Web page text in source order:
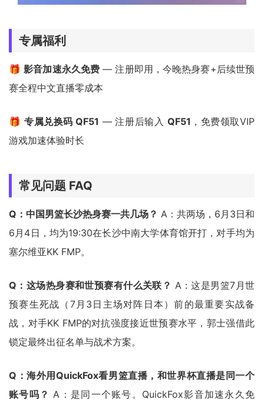
专属福利
🎁影音加速永久免费 — 注册即用，今晚热身赛+后续世预
赛全程中文直播零成本
🎁专属兑换码 QF51 — 注册后输入 QF51 ，免费领取VIP
游戏加速体验时长
常见问题 FAQ
Q：中国男篮长沙热身赛一共几场？ A：共两场，6月3日和
6月4日，均为19:30在长沙中南大学体育馆开打，对手均为
塞尔维亚KK FMP。
Q：这场热身赛和世预赛有什么关联？ A：这是男篮7月世
预赛生死战（7月3日主场对阵日本）前的最重要实战备
战，对手KK FMP的对抗强度接近世预赛水平，郭士强借此
锁定最终出征名单与战术方案。
Q：海外用QuickFox看男篮直播，和世界杯直播是同一个
账号吗？ A：是同一个账号。QuickFox影音加速永久免